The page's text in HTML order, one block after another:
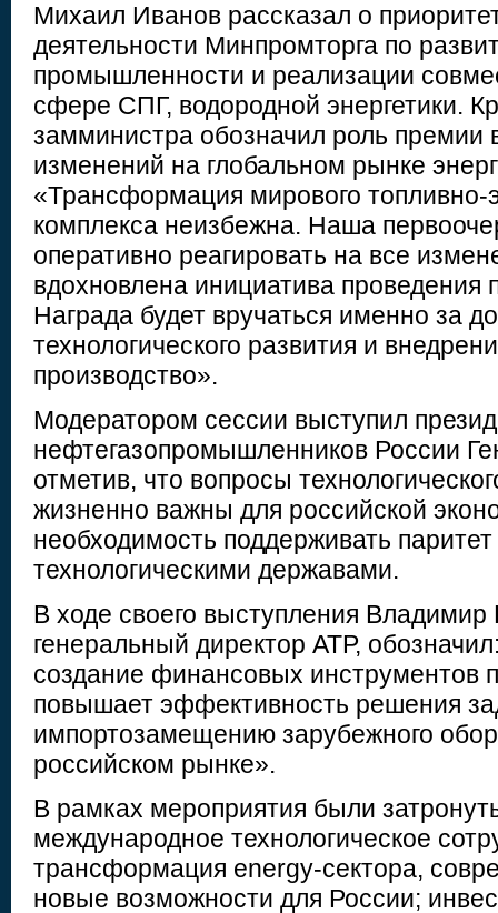
Михаил Иванов рассказал о
деятельности Минпромторга по
промышленности и реализации
сфере СПГ, водородной энергетики.
замминистра обозначил роль премии
изменений на глобальном рынке
«Трансформация мирового топливно-
комплекса неизбежна. Наша
оперативно реагировать на все
вдохновлена инициатива
Награда будет вручаться именно за
технологического развития и
производство».
Модератором сессии выступил
нефтегазопромышленников России
отметив, что вопросы
жизненно важны для российской
необходимость поддерживать
технологическими державами.
В ходе своего выступления Владимир
генеральный директор АТР,
создание финансовых инструментов
повышает эффективность решения
импортозамещению зарубежного
российском рынке».
В рамках мероприятия были
международное технологическое
трансформация еnergy-сектора,
новые возможности для России;